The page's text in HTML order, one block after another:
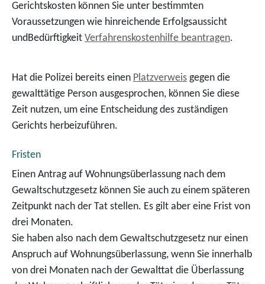
Gerichtskosten können Sie unter bestimmten
Voraussetzungen wie hinreichende Erfolgsaussicht
undBedürftigkeit Verfahrenskostenhilfe beantragen.
Hat die Polizei bereits einen Platzverweis gegen die
gewalttätige Person ausgesprochen, können Sie diese
Zeit nutzen, um eine Entscheidung des zuständigen
Gerichts herbeizuführen.
Fristen
Einen Antrag auf Wohnungsüberlassung nach dem
Gewaltschutzgesetz können Sie auch zu einem späteren
Zeitpunkt nach der Tat stellen. Es gilt aber eine Frist von
drei Monaten.
Sie haben also nach dem Gewaltschutzgesetz nur einen
Anspruch auf Wohnungsüberlassung, wenn Sie innerhalb
von drei Monaten nach der Gewalttat die Überlassung